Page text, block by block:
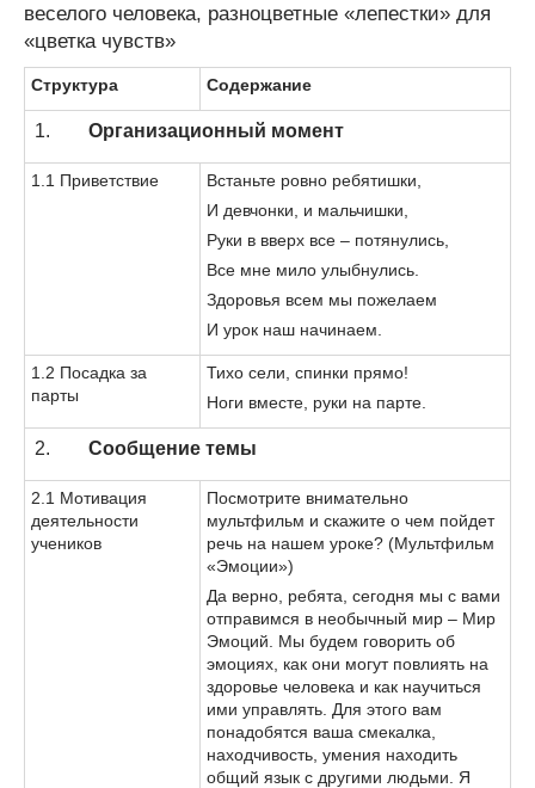
веселого человека, разноцветные «лепестки» для
«цветка чувств»
Структура Содержание
Организационный момент
1.1 Приветствие
Встаньте ровно ребятишки,
И девчонки, и мальчишки,
Руки в вверх все – потянулись,
Все мне мило улыбнулись.
Здоровья всем мы пожелаем
И урок наш начинаем.
1.2 Посадка за
парты
Тихо сели, спинки прямо!
Ноги вместе, руки на парте.
Сообщение темы
2.1 Мотивация
деятельности
учеников
Посмотрите внимательно
мультфильм и скажите о чем пойдет
речь на нашем уроке? (Мультфильм
«Эмоции»)
Да верно, ребята, сегодня мы с вами
отправимся в необычный мир – Мир
Эмоций. Мы будем говорить об
эмоциях, как они могут повлиять на
здоровье человека и как научиться
ими управлять. Для этого вам
понадобятся ваша смекалка,
находчивость, умения находить
общий язык с другими людьми. Я